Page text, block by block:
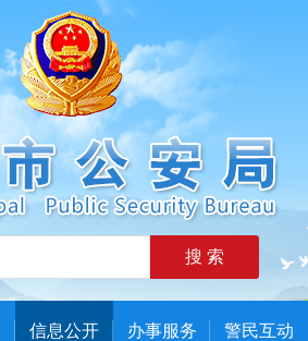
搜 索
信息公开 办事服务 警民互动